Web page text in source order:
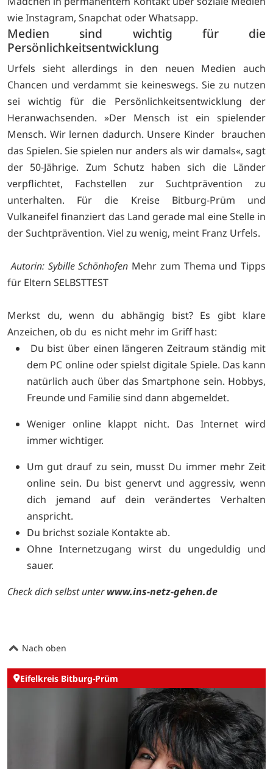
wie Instagram, Snapchat oder Whatsapp.
Medien sind wichtig für die
Persönlichkeitsentwicklung
Urfels sieht allerdings in den neuen Medien auch
Chancen und verdammt sie keineswegs. Sie zu nutzen
sei wichtig für die Persönlichkeitsentwicklung der
Heranwachsenden. »Der Mensch ist ein spielender
Mensch. Wir lernen dadurch. Unsere Kinder brauchen
das Spielen. Sie spielen nur anders als wir damals«, sagt
der 50-Jährige. Zum Schutz haben sich die Länder
verpflichtet, Fachstellen zur Suchtprävention zu
unterhalten. Für die Kreise Bitburg-Prüm und
Vulkaneifel finanziert das Land gerade mal eine Stelle in
der Suchtprävention. Viel zu wenig, meint Franz Urfels.
Autorin: Sybille Schönhofen Mehr zum Thema und Tipps
für Eltern SELBSTTEST
Merkst du, wenn du abhängig bist? Es gibt klare
Anzeichen, ob du es nicht mehr im Griff hast:
Du bist über einen längeren Zeitraum ständig mit
dem PC online oder spielst digitale Spiele. Das kann
natürlich auch über das Smartphone sein. Hobbys,
Freunde und Familie sind dann abgemeldet.
Weniger online klappt nicht. Das Internet wird
immer wichtiger.
Um gut drauf zu sein, musst Du immer mehr Zeit
online sein. Du bist genervt und aggressiv, wenn
dich jemand auf dein verändertes Verhalten
anspricht.
Du brichst soziale Kontakte ab.
Ohne Internetzugang wirst du ungeduldig und
sauer.
Check dich selbst unterwww.ins-netz-gehen.de
Nach oben
Eifelkreis Bitburg-Prüm